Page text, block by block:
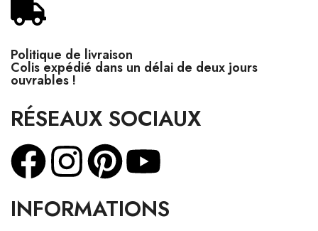
Politique de livraison
Colis expédié dans un délai de deux jours
ouvrables !
RÉSEAUX SOCIAUX
INFORMATIONS